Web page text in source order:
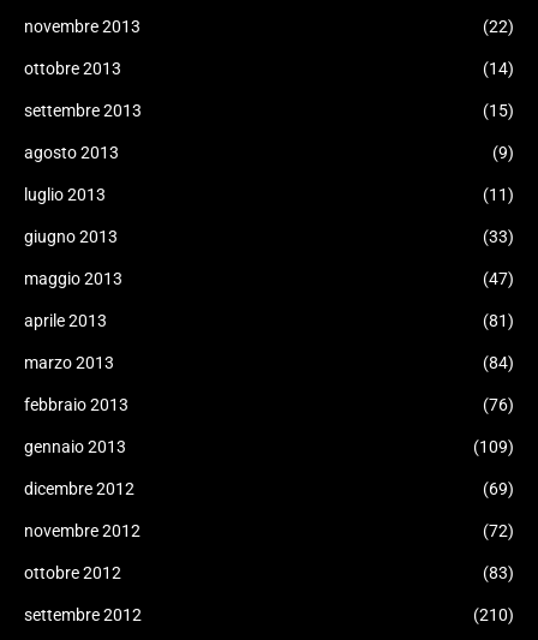
novembre 2013 (22)
ottobre 2013 (14)
settembre 2013 (15)
agosto 2013 (9)
luglio 2013 (11)
giugno 2013 (33)
maggio 2013 (47)
aprile 2013 (81)
marzo 2013 (84)
febbraio 2013 (76)
gennaio 2013 (109)
dicembre 2012 (69)
novembre 2012 (72)
ottobre 2012 (83)
settembre 2012 (210)